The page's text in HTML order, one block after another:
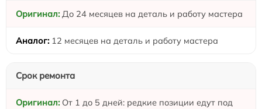
До 24 месяцев на деталь и работу мастера
12 месяцев на деталь и работу мастера
Срок ремонта
От 1 до 5 дней: редкие позиции едут под